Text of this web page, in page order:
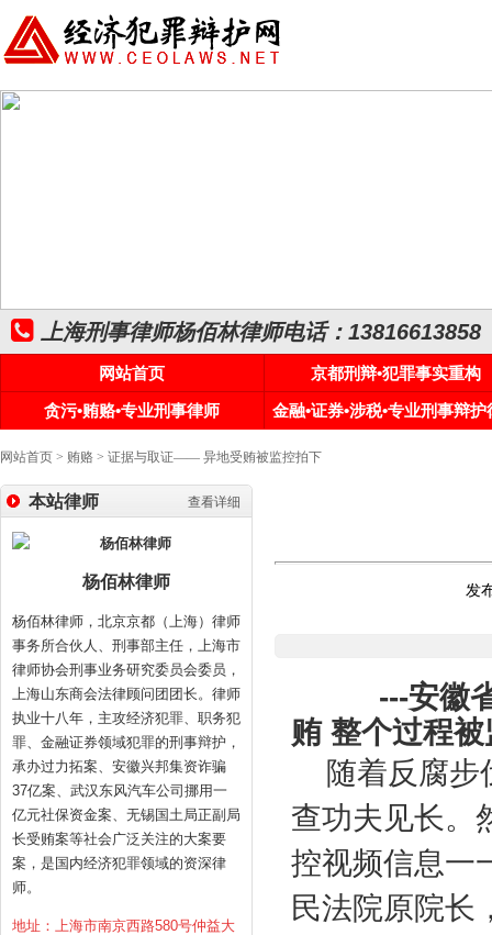
上海刑事律师杨佰林律师电话：13816613858
网站首页
京都刑辩•犯罪事实重构
贪污•贿赂•专业刑事律师
金融•证券•涉税•专业刑事辩护
网站首页 > 贿赂 > 证据与取证—— 异地受贿被监控拍下
查看详细
本站律师
杨佰林律师
杨佰林律师，北京京都（上海）律师
事务所合伙人、刑事部主任，上海市
律师协会刑事业务研究委员会委员，
上海山东商会法律顾问团团长。律师
执业十八年，主攻经济犯罪、职务犯
罪、金融证券领域犯罪的刑事辩护，
承办过力拓案、安徽兴邦集资诈骗
37亿案、武汉东风汽车公司挪用一
亿元社保资金案、无锡国土局正副局
长受贿案等社会广泛关注的大案要
案，是国内经济犯罪领域的资深律
师。
地址：上海市南京西路580号仲益大
发
---安徽
贿 整个过程
随着反腐步
查功夫见长。
控视频信息一
民法院原院长